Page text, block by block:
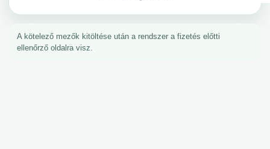
A kötelező mezők kitöltése után a rendszer a fizetés előtti
ellenőrző oldalra visz.